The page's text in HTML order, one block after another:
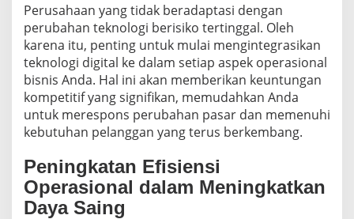
Perusahaan yang tidak beradaptasi dengan
perubahan teknologi berisiko tertinggal. Oleh
karena itu, penting untuk mulai mengintegrasikan
teknologi digital ke dalam setiap aspek operasional
bisnis Anda. Hal ini akan memberikan keuntungan
kompetitif yang signifikan, memudahkan Anda
untuk merespons perubahan pasar dan memenuhi
kebutuhan pelanggan yang terus berkembang.
Peningkatan Efisiensi
Operasional dalam Meningkatkan
Daya Saing